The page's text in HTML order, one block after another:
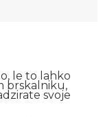
le to lahko
brskalniku,
svoje